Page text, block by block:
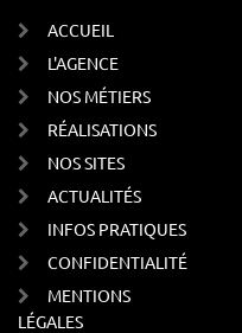
ACCUEIL
L'AGENCE
NOS MÉTIERS
RÉALISATIONS
NOS SITES
ACTUALITÉS
INFOS PRATIQUES
CONFIDENTIALITÉ
MENTIONS
LÉGALES